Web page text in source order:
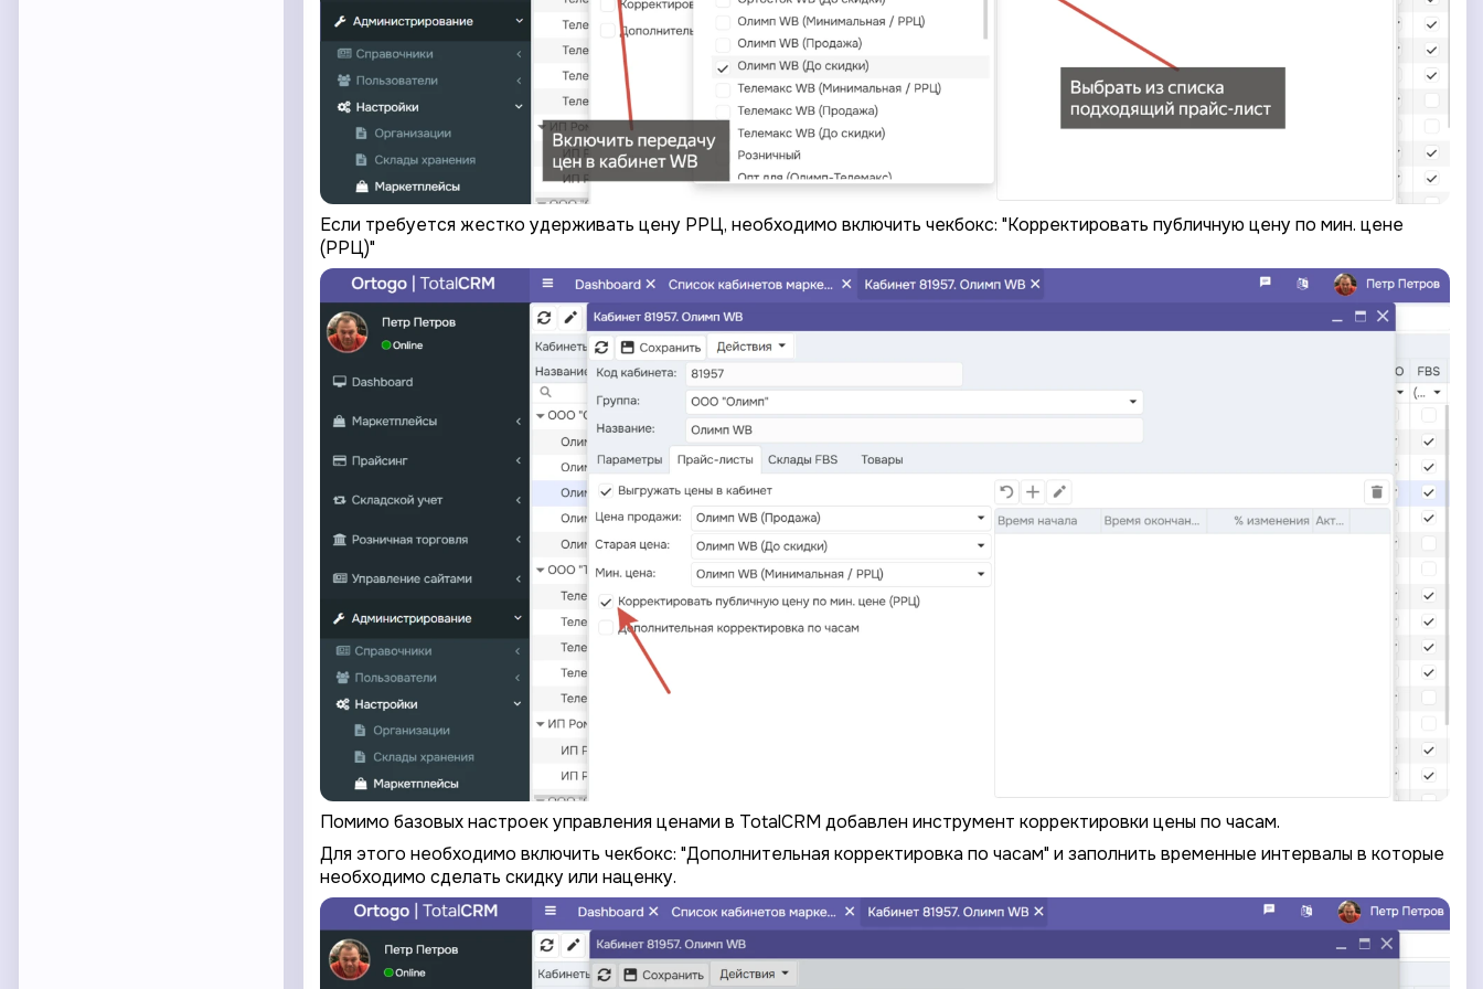
Если требуется жестко удерживать цену РРЦ, необходимо включить чекбокс: "Корректировать публичную цену по мин. цене
(РРЦ)"
Помимо базовых настроек управления ценами в TotalCRM добавлен инструмент корректировки цены по часам.
Для этого необходимо включить чекбокс: "Дополнительная корректировка по часам" и заполнить временные интервалы в которые
необходимо сделать скидку или наценку.